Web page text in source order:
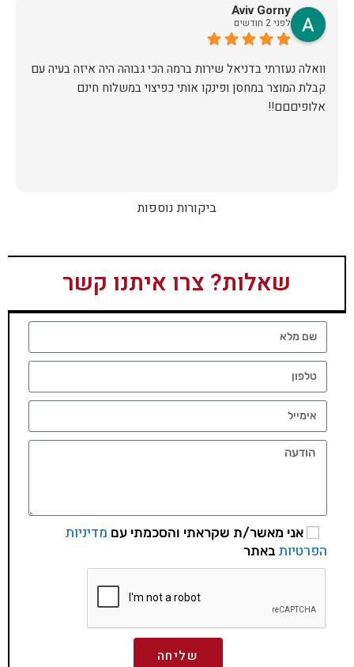
Aviv Gorny
לפני 2 חודשים
וואלה נעזרתי בדניאל שירות ברמה הכי גבוהה היה איזה בעיה עם
קבלת המוצר במחסן ופינקו אותי כפיצוי במשלוח חינם
אלופיםםם!!
ביקורות נוספות
שאלות? צרו איתנו קשר
אני מאשר/ת שקראתי והסכמתי עם מדיניות
הפרטיות באתר
שליחה